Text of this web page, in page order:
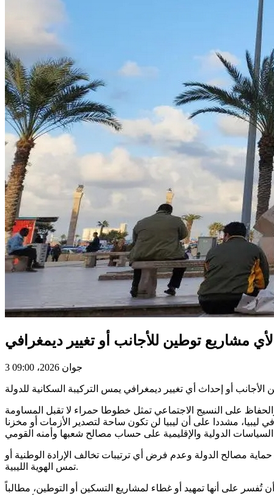
لأي مشاريع توطين للأجانب أو تغيير ديمغرافي
3 جوان 2026، 09:00
القانون رقم (24) لسنة 2023 الخاص بمكافحة توطين الأجانب في ليبيا، مشددا على أن ليبيا لن تكون ساحة لتصدير الأزمات أو مخزنا
مصالح الدولة وعدم فرض أي ترتيبات تخالف الإرادة الوطنية أو
تمس الهوية الليبية.
أن تُفسر على أنها تمهيد أو غطاء لمشاريع التسكين أو التوطين، مطالباً